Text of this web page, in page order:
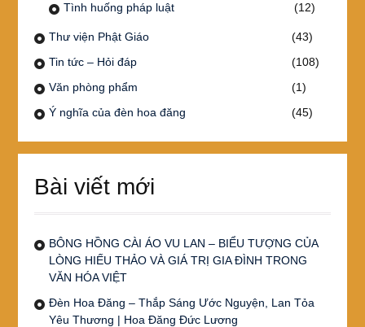
Tình huống pháp luật
(12)
Thư viện Phật Giáo
(43)
Tin tức – Hỏi đáp
(108)
Văn phòng phẩm
(1)
Ý nghĩa của đèn hoa đăng
(45)
Bài viết mới
BÔNG HỒNG CÀI ÁO VU LAN – BIỂU TƯỢNG CỦA
LÒNG HIẾU THẢO VÀ GIÁ TRỊ GIA ĐÌNH TRONG
VĂN HÓA VIỆT
Đèn Hoa Đăng – Thắp Sáng Ước Nguyện, Lan Tỏa
Yêu Thương | Hoa Đăng Đức Lương